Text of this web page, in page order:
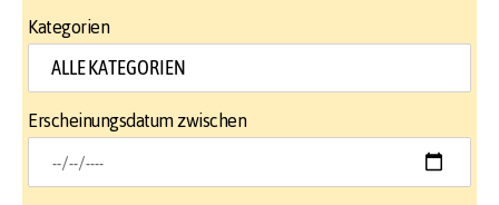
Kategorien
Erscheinungsdatum zwischen